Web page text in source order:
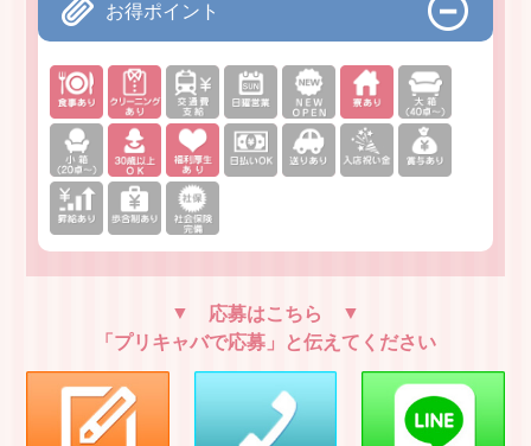
お得ポイント
応募はこちら
「プリキャバで応募」と伝えてください